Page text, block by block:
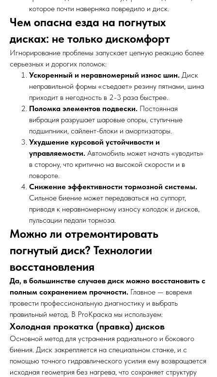
которое почти наверняка повредило и диск.
Чем опасна езда на погнутых
дисках: не только дискомфорт
Игнорирование проблемы запускает цепную реакцию более
серьезных и дорогих поломок:
Ускоренный и неравномерный износ шин. Диск
неправильной формы «съедает» резину пятнами, шина
приходит в негодность в 2-3 раза быстрее.
Поломка элементов подвески. Постоянная
вибрация разрушает шаровые опоры, ступичные
подшипники, сайлент-блоки и амортизаторы.
Ухудшение курсовой устойчивости и
управляемости. Автомобиль может начать «уводить»
в сторону, что критично на высокой скорости и в
повороте.
Снижение эффективности тормозной системы.
Сильное биение может передаваться на суппорт,
приводя к неравномерному износу колодок и дисков,
пульсации педали тормоза.
Можно ли отремонтировать
погнутый диск? Технологии
восстановления
Да, в большинстве случаев диск можно восстановить с
полным сохранением прочности. Главное — вовремя
провести профессиональную диагностику и выбрать
правильный метод. В ProКраска мы используем:
Холодная прокатка (правка) дисков
Основной метод для устранения радиального и бокового
биения. Диск закрепляется на специальном станке, и с
помощью точного гидравлического усилия ему возвращается
исходная геометрия без нагрева, что сохраняет структуру